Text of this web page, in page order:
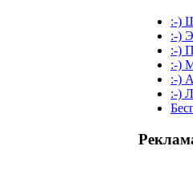
:-)
:-)
:-)
:-)
:-)
:-)